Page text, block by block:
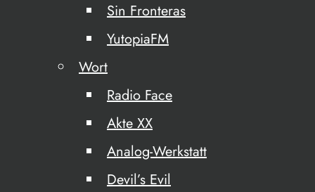
Sin Fronteras
YutopiaFM
Wort
Radio Face
Akte XX
Analog-Werkstatt
Devil’s Evil